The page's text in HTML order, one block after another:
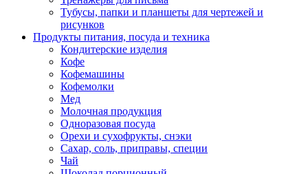
Тубусы, папки и планшеты для чертежей и
рисунков
Продукты питания, посуда и техника
Кондитерские изделия
Кофе
Кофемашины
Кофемолки
Мед
Молочная продукция
Одноразовая посуда
Орехи и сухофрукты, снэки
Сахар, соль, приправы, специи
Чай